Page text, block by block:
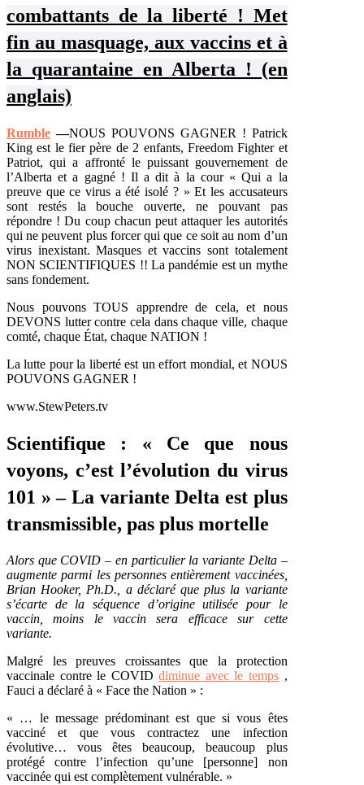
combattants de la liberté ! Met
fin au masquage, aux vaccins et à
la quarantaine en Alberta ! (en
anglais)
Rumble —NOUS POUVONS GAGNER ! Patrick
King est le fier père de 2 enfants, Freedom Fighter et
Patriot, qui a affronté le puissant gouvernement de
l’Alberta et a gagné ! Il a dit à la cour « Qui a la
preuve que ce virus a été isolé ? » Et les accusateurs
sont restés la bouche ouverte, ne pouvant pas
répondre ! Du coup chacun peut attaquer les autorités
qui ne peuvent plus forcer qui que ce soit au nom d’un
virus inexistant. Masques et vaccins sont totalement
NON SCIENTIFIQUES !! La pandémie est un mythe
sans fondement.
Nous pouvons TOUS apprendre de cela, et nous
DEVONS lutter contre cela dans chaque ville, chaque
comté, chaque État, chaque NATION !
La lutte pour la liberté est un effort mondial, et NOUS
POUVONS GAGNER !
www.StewPeters.tv
Scientifique : « Ce que nous
voyons, c’est l’évolution du virus
101 » – La variante Delta est plus
transmissible, pas plus mortelle
Alors que COVID – en particulier la variante Delta –
augmente parmi les personnes entièrement vaccinées,
Brian Hooker, Ph.D., a déclaré que plus la variante
s’écarte de la séquence d’origine utilisée pour le
vaccin, moins le vaccin sera efficace sur cette
variante.
Malgré les preuves croissantes que la protection
vaccinale contre le COVIDdiminue avec le temps ,
Fauci a déclaré à « Face the Nation » :
« … le message prédominant est que si vous êtes
vacciné et que vous contractez une infection
évolutive… vous êtes beaucoup, beaucoup plus
protégé contre l’infection qu’une [personne] non
vaccinée qui est complètement vulnérable. »